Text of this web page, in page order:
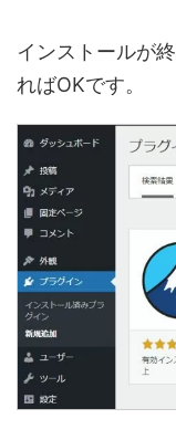
インストールが
ればOKです。